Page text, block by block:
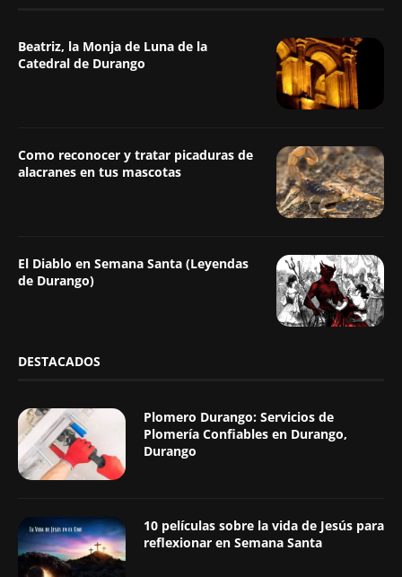
Beatriz, la Monja de Luna de la
Catedral de Durango
Como reconocer y tratar picaduras de
alacranes en tus mascotas
El Diablo en Semana Santa (Leyendas
de Durango)
DESTACADOS
Plomero Durango: Servicios de
Plomería Confiables en Durango,
Durango
10 películas sobre la vida de Jesús para
reflexionar en Semana Santa